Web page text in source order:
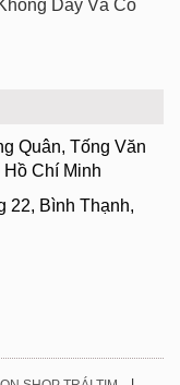
Dây Và Có
Quân, Tống Văn
Chí Minh
22, Bình Thạnh,